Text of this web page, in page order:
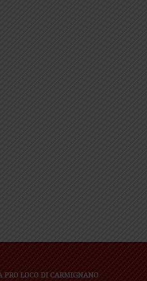
PRO LOCO DI CARMIGNANO